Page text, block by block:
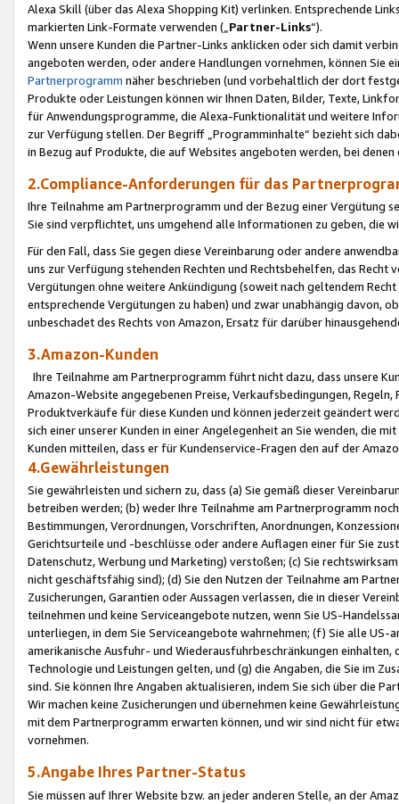
Alexa Skill (über das Alexa Shopping Kit) verlinken. Entsprechende
markierten Link-Formate verwenden („ Partner-Links“).
Wenn unsere Kunden die Partner-Links anklicken oder sich damit
angeboten werden, oder andere Handlungen vornehmen, können Sie
Partnerprogramm näher beschrieben (und vorbehaltlich der dort
Produkte oder Leistungen können wir Ihnen Daten, Bilder, Texte,
für Anwendungsprogramme, die Alexa-Funktionalität und weitere
zur Verfügung stellen. Der Begriff „Programminhalte“ bezieht sich
in Bezug auf Produkte, die auf Websites angeboten werden, bei
2.Compliance-Anforderungen für das
Ihre Teilnahme am Partnerprogramm und der Bezug einer Vergütung
Sie sind verpflichtet, uns umgehend alle Informationen zu geben, die
Für den Fall, dass Sie gegen diese Vereinbarung oder andere
uns zur Verfügung stehenden Rechten und Rechtsbehelfen, das
Vergütungen ohne weitere Ankündigung (soweit nach geltendem
entsprechende Vergütungen zu haben) und zwar unabhängig davon,
unbeschadet des Rechts von Amazon, Ersatz für darüber
3.Amazon-Kunden
Ihre Teilnahme am Partnerprogramm führt nicht dazu, dass unsere
Amazon-Website angegebenen Preise, Verkaufsbedingungen,
Produktverkäufe für diese Kunden und können jederzeit geändert
sich einer unserer Kunden in einer Angelegenheit an Sie wenden, die
Kunden mitteilen, dass er für Kundenservice-Fragen den auf der
4.Gewährleistungen
Sie gewährleisten und sichern zu, dass (a) Sie gemäß dieser
betreiben werden; (b) weder Ihre Teilnahme am Partnerprogramm
Bestimmungen, Verordnungen, Vorschriften, Anordnungen,
Gerichtsurteile und -beschlüsse oder andere Auflagen einer für Sie
Datenschutz, Werbung und Marketing) verstoßen; (c) Sie
nicht geschäftsfähig sind); (d) Sie den Nutzen der Teilnahme am
Zusicherungen, Garantien oder Aussagen verlassen, die in dieser
teilnehmen und keine Serviceangebote nutzen, wenn Sie US-
unterliegen, in dem Sie Serviceangebote wahrnehmen; (f) Sie alle
amerikanische Ausfuhr- und Wiederausfuhrbeschränkungen
Technologie und Leistungen gelten, und (g) die Angaben, die Sie im
sind. Sie können Ihre Angaben aktualisieren, indem Sie sich über die
Wir machen keine Zusicherungen und übernehmen keine
mit dem Partnerprogramm erwarten können, und wir sind nicht für
vornehmen.
5.Angabe Ihres Partner-Status
Sie müssen auf Ihrer Website bzw. an jeder anderen Stelle, an der